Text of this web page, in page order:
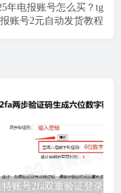
年电报账号怎么买？tg
账号2元自动发货教程
特账号2fa双重验证登录教